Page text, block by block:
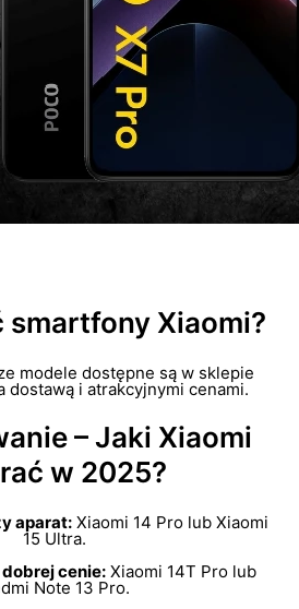
smartfony Xiaomi?
modele dostępne są w sklepie
dostawą i atrakcyjnymi cenami.
– Jaki Xiaomi
w 2025?
aparat:Xiaomi 14 Pro lub Xiaomi
15 Ultra.
cenie:Xiaomi 14T Pro lub
Note 13 Pro.